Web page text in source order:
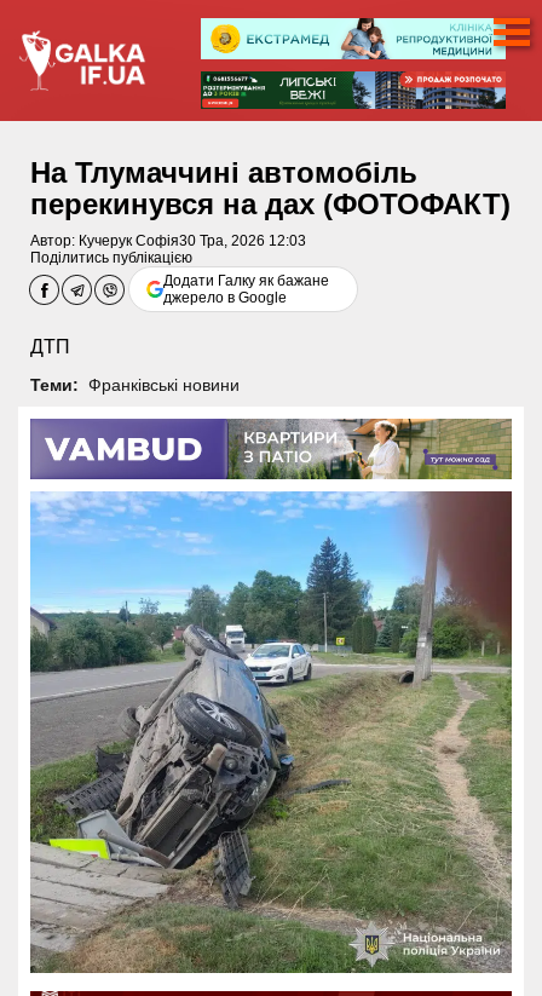
На Тлумаччині автомобіль
перекинувся на дах (ФОТОФАКТ)
Автор: Кучерук Софія30 Тра, 2026 12:03
Поділитись публікацією
Додати Галку як бажане
джерело в Google
ДТП
Теми: Франківські новини